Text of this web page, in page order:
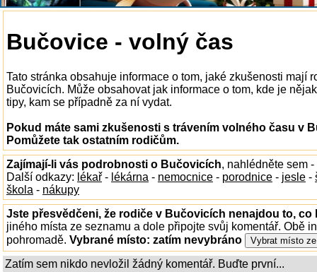
Bučovice - volný čas
Tato stránka obsahuje informace o tom, jaké zkušenosti mají
Bučovicích. Může obsahovat jak informace o tom, kde je
tipy, kam se případně za ní vydat.
Pokud máte sami zkušenosti s trávením volného času v
Pomůžete tak ostatním rodičům.
Zajímají-li vás podrobnosti o Bučovicích, nahlédněte sem
Další odkazy: lékař - lékárna - nemocnice - porodnice - jesle -
škola - nákupy
Jste přesvědčeni, že rodiče v Bučovicích nenajdou to, co
jiného místa ze seznamu a dole připojte svůj komentář. Obě
pohromadě. Vybrané místo: zatím nevybráno
Zatím sem nikdo nevložil žádný komentář. Buďte první...